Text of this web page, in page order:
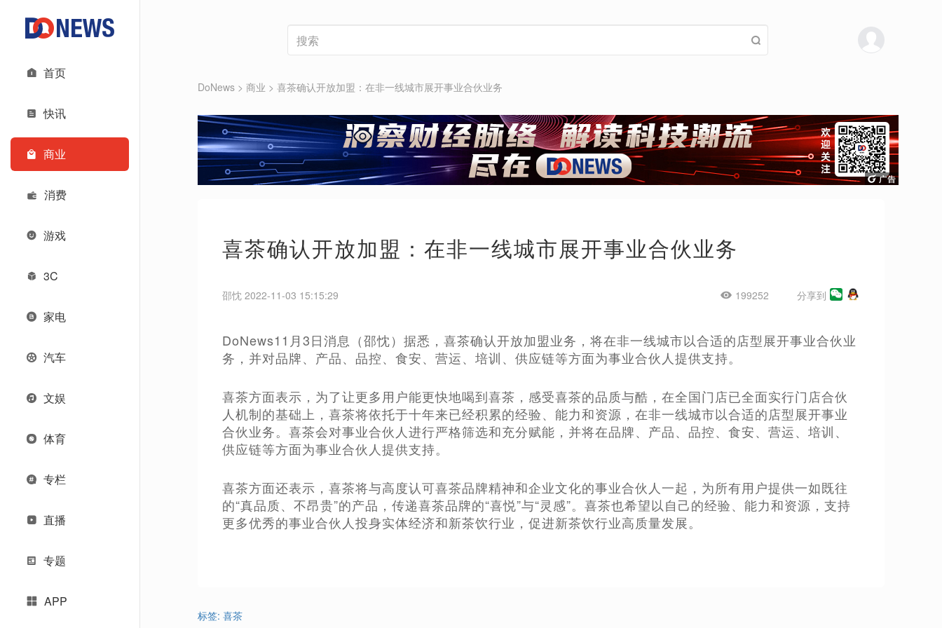
首页
快讯
商业
消费
游戏
3C
家电
汽车
文娱
体育
专栏
直播
专题
APP
DoNews > 商业 > 喜茶确认开放加盟：在非一线城市展开事业合伙业务
喜茶确认开放加盟：在非一线城市展开事业合伙业务
邵忱 2022-11-03 15:15:29 199252 分享到
DoNews11月3日消息（邵忱）据悉，喜茶确认开放加盟业务，将在非一线城市以合适的店型展开事业合伙业
务，并对品牌、产品、品控、食安、营运、培训、供应链等方面为事业合伙人提供支持。
喜茶方面表示，为了让更多用户能更快地喝到喜茶，感受喜茶的品质与酷，在全国门店已全面实行门店合伙
人机制的基础上，喜茶将依托于十年来已经积累的经验、能力和资源，在非一线城市以合适的店型展开事业
合伙业务。喜茶会对事业合伙人进行严格筛选和充分赋能，并将在品牌、产品、品控、食安、营运、培训、
供应链等方面为事业合伙人提供支持。
喜茶方面还表示，喜茶将与高度认可喜茶品牌精神和企业文化的事业合伙人一起，为所有用户提供一如既往
的“真品质、不昂贵”的产品，传递喜茶品牌的“喜悦”与“灵感”。喜茶也希望以自己的经验、能力和资源，支持
更多优秀的事业合伙人投身实体经济和新茶饮行业，促进新茶饮行业高质量发展。
标签: 喜茶